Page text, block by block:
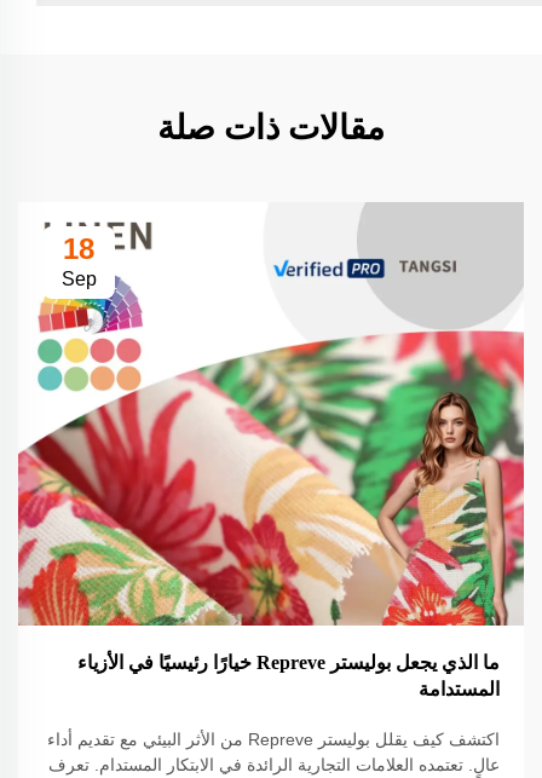
مقالات ذات صلة
18
Sep
ما الذي يجعل بوليستر Repreve خيارًا رئيسيًا في الأزياء
المستدامة
اكتشف كيف يقلل بوليستر Repreve من الأثر البيئي مع تقديم أداء
عالٍ. تعتمده العلامات التجارية الرائدة في الابتكار المستدام. تعرف